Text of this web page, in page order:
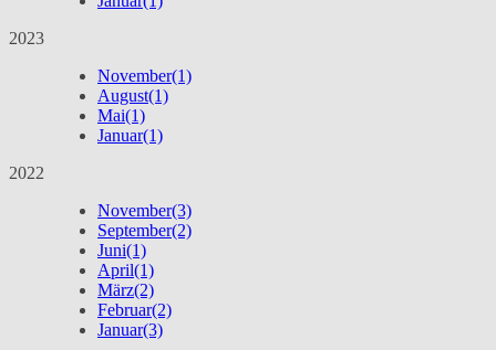
2023
November(1)
August(1)
Mai(1)
Januar(1)
2022
November(3)
September(2)
Juni(1)
April(1)
März(2)
Februar(2)
Januar(3)